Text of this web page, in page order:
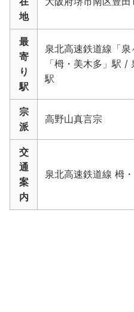
地
最
寄
り
駅
泉北高速鉄道線「
「栂・美木多」駅 /
駅
宗
派
高野山真言宗
交
通
案
内
泉北高速鉄道線 栂